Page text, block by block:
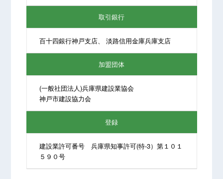
取引銀行
百十四銀行神戸支店、 淡路信用金庫兵庫支店
加盟団体
(一般社団法人)兵庫県建設業協会
神戸市建設協力会
登録
建設業許可番号 兵庫県知事許可(特-3）第１０１
５９０号